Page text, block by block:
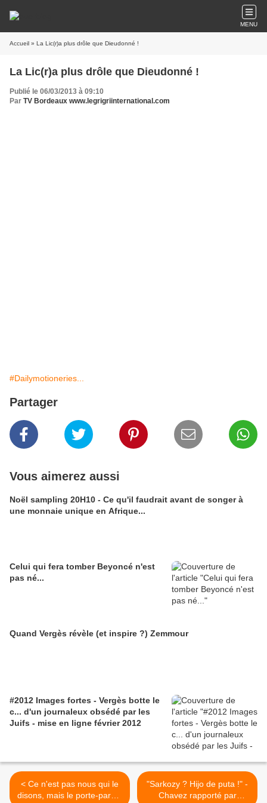
MENU
Accueil » La Lic(r)a plus drôle que Dieudonné !
La Lic(r)a plus drôle que Dieudonné !
Publié le 06/03/2013 à 09:10
Par TV Bordeaux www.legrigriinternational.com
#Dailymotioneries...
Partager
Vous aimerez aussi
Noël sampling 20H10 - Ce qu'il faudrait avant de songer à
une monnaie unique en Afrique...
Celui qui fera tomber Beyoncé n'est
pas né...
Quand Vergès révèle (et inspire ?) Zemmour
#2012 Images fortes - Vergès botte le
c... d'un journaleux obsédé par les
Juifs - mise en ligne février 2012
< Ce n'est pas nous qui le
disons, mais le porte-parole
"Sarkozy ? Hijo de puta !" -
Chavez rapporté par